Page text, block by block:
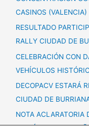
CASINOS (VALENCIA)
RESULTADO
RALLY CIUDAD DE
CELEBRACIÓN CON
VEHÍCULOS
DECOPACV ESTARÁ
CIUDAD DE
NOTA ACLARATORIA
HISTÓRICOS + 60